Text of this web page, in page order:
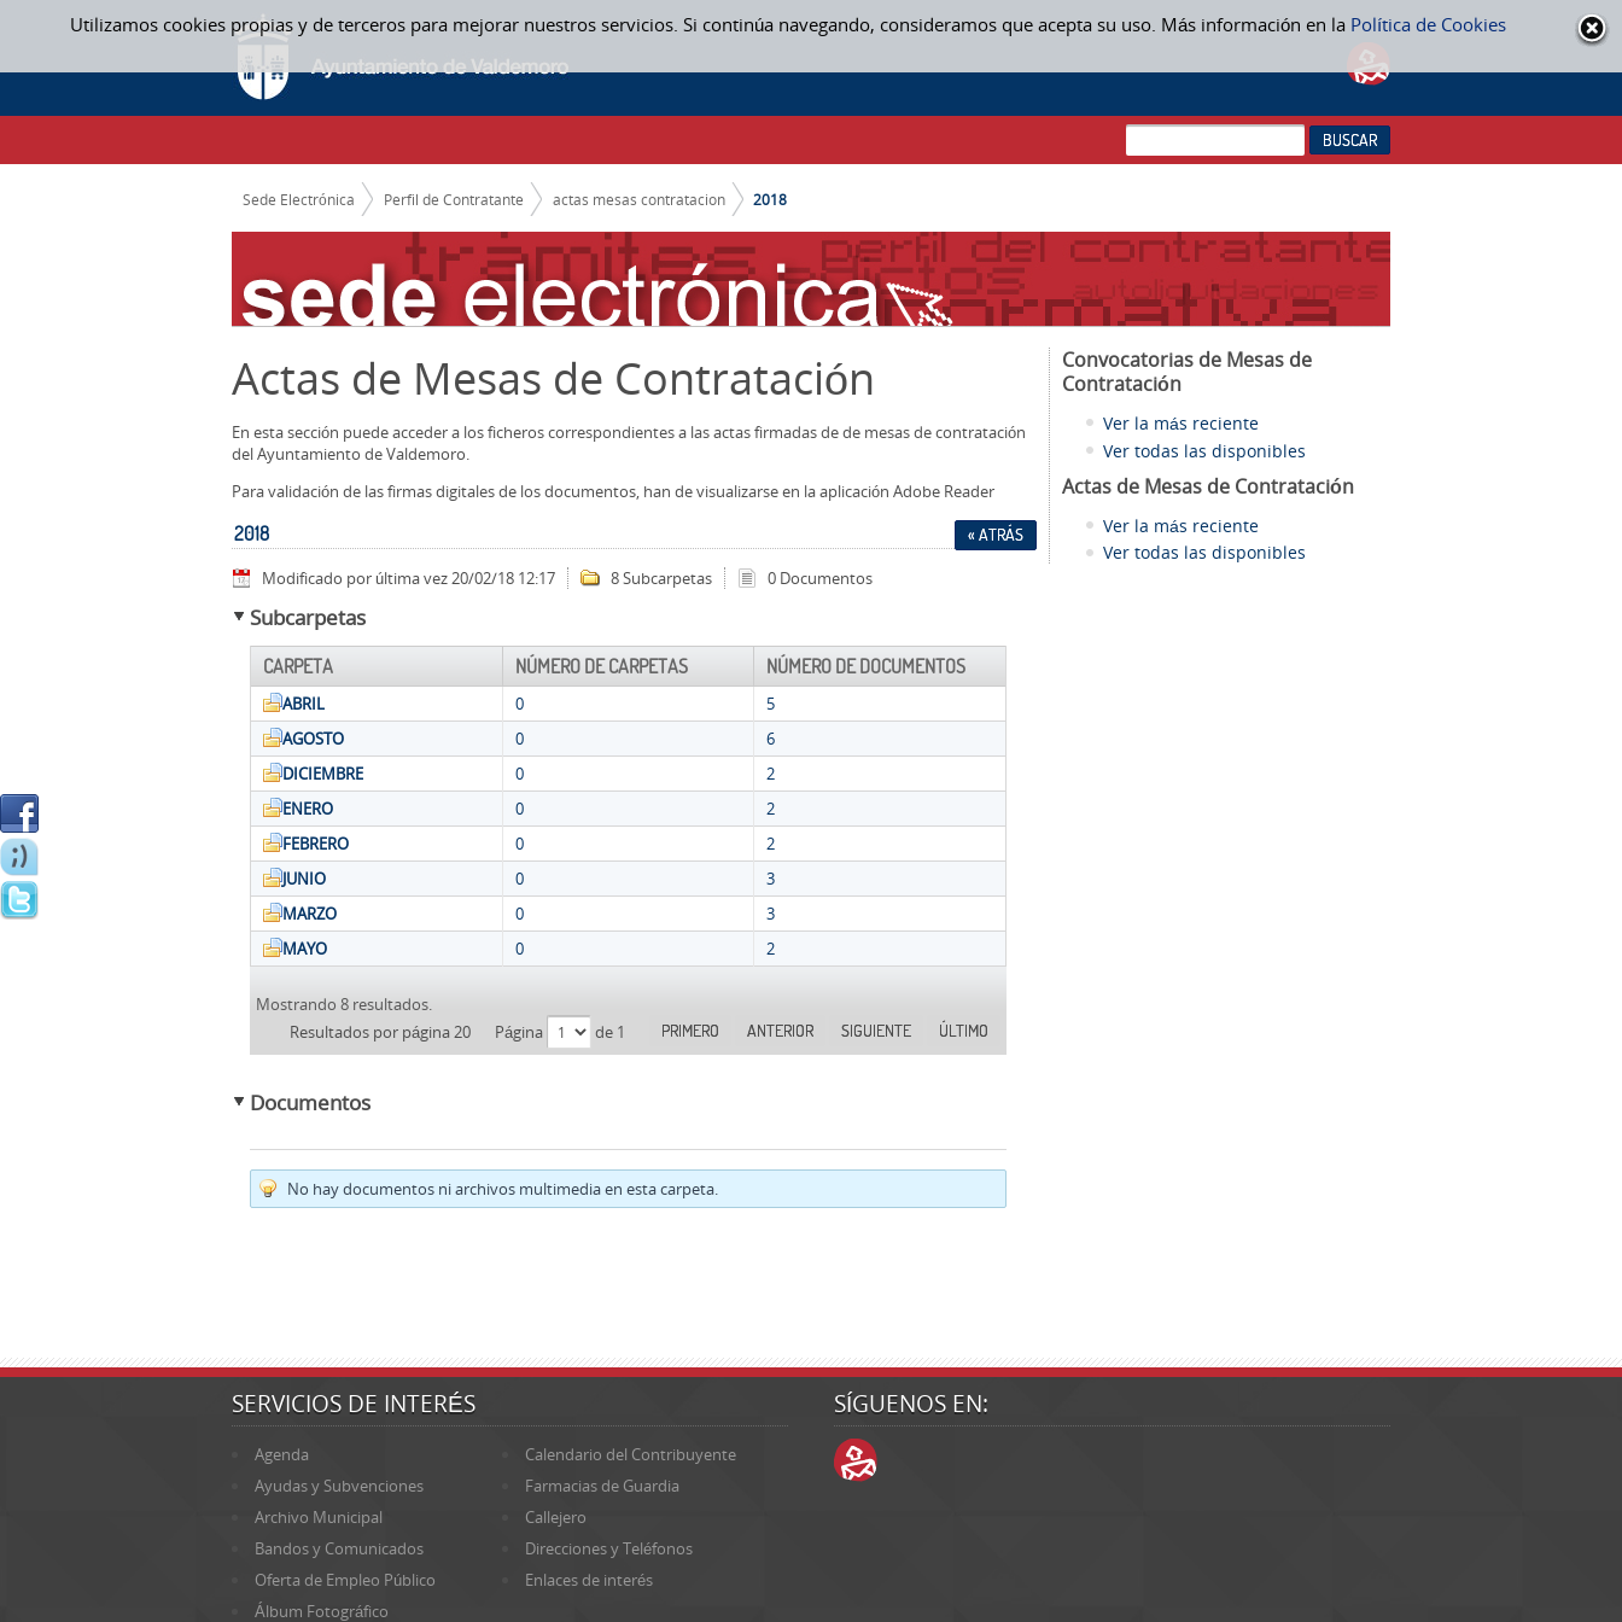
Utilizamos cookies propias y de terceros para mejorar nuestros servicios. Si continúa navegando, consideramos que acepta su uso. Más información en la Política de Cookies
Saltar al contenido
2018 - ACTAS MESAS CONTRATACION
CAMINO DE MIGAS
Sede Electrónica Perfil de Contratante actas mesas contratacion 2018
Actas de Mesas de Contratación
En esta sección puede acceder a los ficheros correspondientes a las actas firmadas de de mesas de contratación
del Ayuntamiento de Valdemoro.
Para validación de las firmas digitales de los documentos, han de visualizarse en la aplicación Adobe Reader
« ATRÁS
2018
Modificado por última vez 20/02/18 12:17 8 Subcarpetas 0 Documentos
Subcarpetas
CARPETA NÚMERO DE CARPETAS NÚMERO DE DOCUMENTOS
ABRIL 0
5
AGOSTO
0
6
DICIEMBRE
0
2
ENERO
0
2
FEBRERO
0
2
JUNIO
0
3
MARZO
0
3
MAYO
0 2
Mostrando 8 resultados.
Resultados por página 20
Página de 1 PRIMERO ANTERIOR SIGUIENTE ÚLTIMO
Documentos
No hay documentos ni archivos multimedia en esta carpeta.
Convocatorias de Mesas de
Contratación
Ver la más reciente
Ver todas las disponibles
Actas de Mesas de Contratación
Ver la más reciente
Ver todas las disponibles
SERVICIOS DE INTERÉS
Agenda
Calendario del Contribuyente
Ayudas y Subvenciones
Farmacias de Guardia
Archivo Municipal
Callejero
Bandos y Comunicados
Direcciones y Teléfonos
Oferta de Empleo Público
Enlaces de interés
Álbum Fotográfico
SÍGUENOS EN: